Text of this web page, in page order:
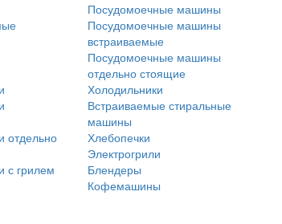
отдельно
с грилем
Посудомоечные машины
Посудомоечные машины
встраиваемые
Посудомоечные машины
отдельно стоящие
Холодильники
Встраиваемые стиральные
машины
Хлебопечки
Электрогрили
Блендеры
Кофемашины